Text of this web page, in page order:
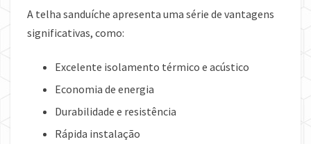
A telha sanduíche apresenta uma série de vantagens
significativas, como:
Excelente isolamento térmico e acústico
Economia de energia
Durabilidade e resistência
Rápida instalação